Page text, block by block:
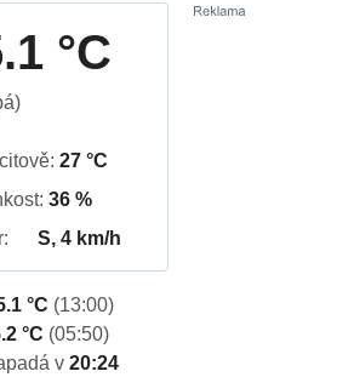
°C
27 °C
36 %
S, 4 km/h
°C (13:00)
°C (05:50)
v20:24